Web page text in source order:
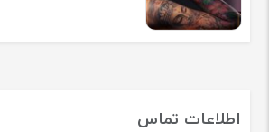
اطلاعات تماس